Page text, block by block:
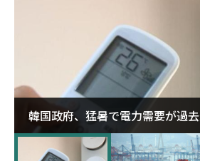
韓国政府、猛暑で電力需要が過
に需給対応体制を点検